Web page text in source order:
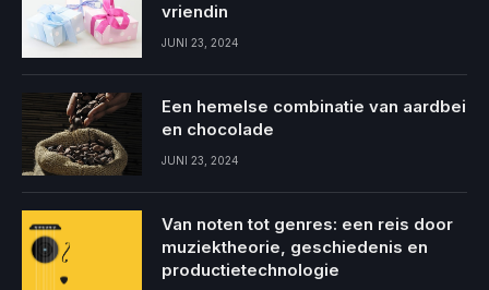
vriendin
JUNI 23, 2024
Een hemelse combinatie van aardbei
en chocolade
JUNI 23, 2024
Van noten tot genres: een reis door
muziektheorie, geschiedenis en
productietechnologie